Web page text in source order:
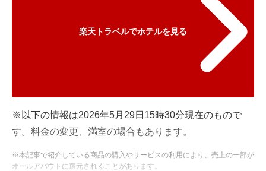
楽天トラベルでホテルを見る
※以下の情報は2026年5月29日15時30分現在のもので
す。料金の変更、満室の場合もあります。
※本記事で紹介している商品の購入やサービスの利用により、売上の一部が
オールアバウトに還元されることがあります。